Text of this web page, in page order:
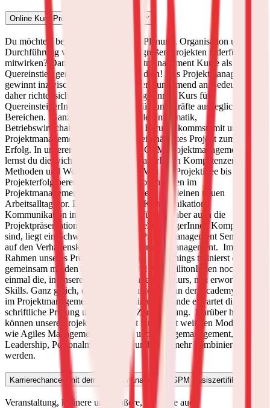
Online Kurs Projektmanagement GPM
Du möchtest bei der professionellen Planung, Organisation und
Durchführung von mittelgroßen bis großen Projekten federführend
mitwirken? Dann sind unsere Projektmanagement Kurse als
Quereinstieg genau das Richtige für dich! Das Projektmanagement
gewinnt inzwischen in allen Branchen zunehmend an Bedeutung,
daher richtet sich unser ProjektmanagerInnen Kurs für
QuereinsteigerInnen an Fach- und Führungskräfte aus jeglichen
Bereichen.
Ganz gleich, ob du aus der Informatik,
Betriebswirtschaft oder den sozialen Berufen kommst, mit unserem
Projektmanagement Seminar wird dein nächstes Projekt zum vollen
Erfolg. In unserem Einführungskurs GPM Projektmanagement
lernst du die wichtigsten ProjektmanagerInnen Kompetenzen,
Methoden und Werkzeuge kennen.
Von der Projektidee bis hin zum
Projekterfolg bereiten dich unsere DozentInnen im
Projektmanagement online Kurs bestens auf deinen neuen
Arbeitsalltag vor. Da die allgemeine Kommunikation,
Kommunikation im Team, die Teamführung aber auch die
Projektpräsentation wesentliche ProjektmanagerInnen Kompetenzen
sind, liegt ein Schwerpunkt unseres Projektmanagement Seminars
auf den Verhaltenskompetenzen im Projektmanagement. Im
Rahmen unseres Projektmanagement E-Learnings trainierst du
gemeinsam mit den DozentInnen und KommilitonInnen noch
einmal die, in unserem Projektmanagement Kurs, neu erworbenen
Skills. Ganz gleich, ob im Präsenzunterricht an der Academy oder
im Projektmanagement online Seminar, am Ende erwartet dich die
schriftliche Prüfung und die GPM Zertifizierung. Darüber hinaus
können unsere Projektmanagement Kurse mit weiteren Modulen
wie Agiles Management, Prozess- und Changemanagement,
Leadership, Personalmanagement und viele mehr kombiniert
werden.
Karrierechancen mit dem Projektmanagement GPM Basiszertifikat
Veranstaltung, kleinere und größere, teilweise auch